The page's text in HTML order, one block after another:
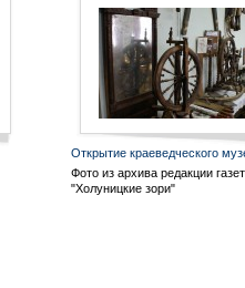
Открытие краеведческого
Фото из архива редакции
"Холуницкие зори"